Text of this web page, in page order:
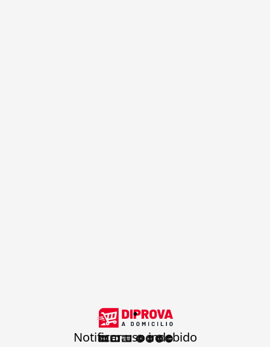
.
Notificar uso indebido